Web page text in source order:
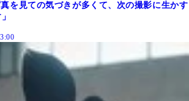
を見ての気づきが多くて、次の撮影に生かす